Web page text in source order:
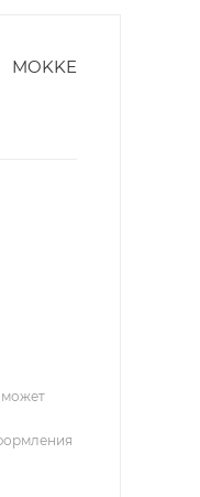
MOKKE
может